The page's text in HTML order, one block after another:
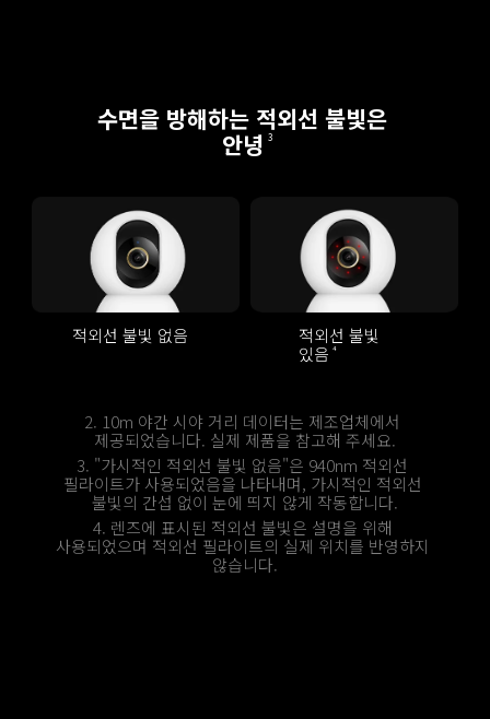
수면을 방해하는 적외선 불빛은
안녕 3
적외선 불빛 없음
적외선 불빛
있음 4
2. 10m 야간 시야 거리 데이터는 제조업체에서
제공되었습니다. 실제 제품을 참고해 주세요.
3. "가시적인 적외선 불빛 없음"은 940nm 적외선
필라이트가 사용되었음을 나타내며, 가시적인 적외선
불빛의 간섭 없이 눈에 띄지 않게 작동합니다.
4. 렌즈에 표시된 적외선 불빛은 설명을 위해
사용되었으며 적외선 필라이트의 실제 위치를 반영하지
않습니다.